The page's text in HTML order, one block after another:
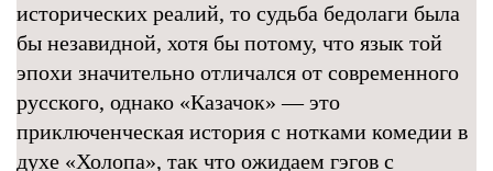
исторических реалий, то судьба бедолаги была
бы незавидной, хотя бы потому, что язык той
эпохи значительно отличался от современного
русского, однако «Казачок» — это
приключенческая история с нотками комедии в
духе «Холопа», так что ожидаем гэгов с